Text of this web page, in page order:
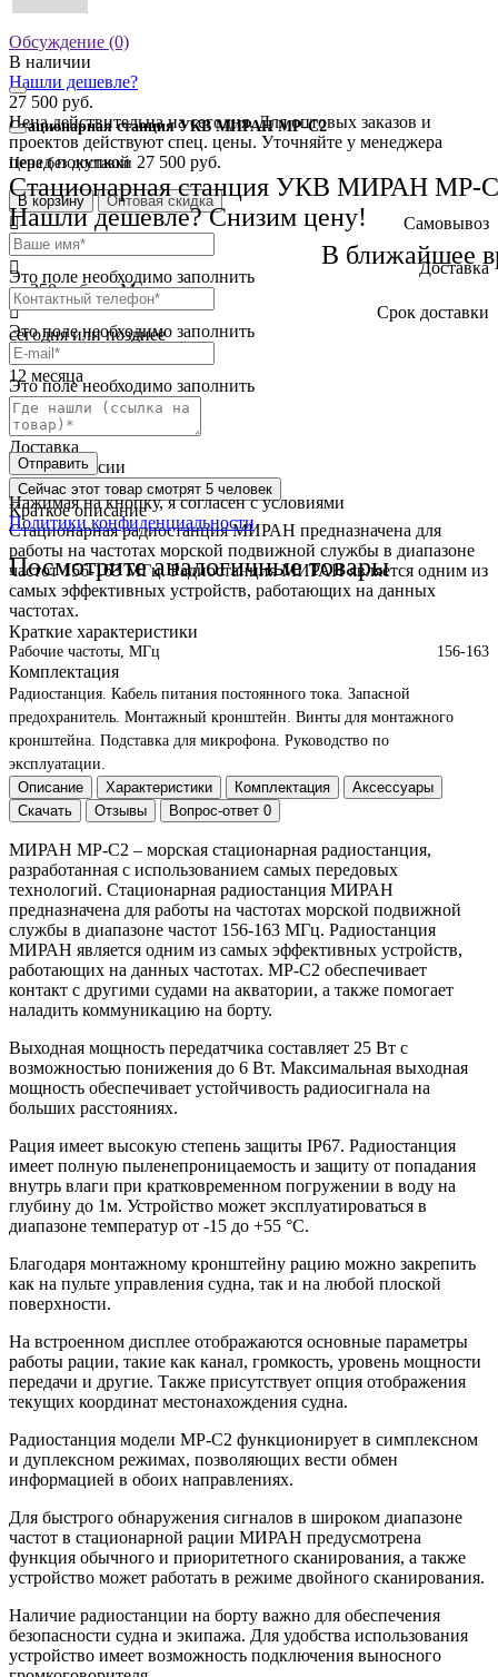
Обсуждение (0)
Стационарная станция УКВ МИРАН МР-С2
Цена без доставки 27 500 руб.
Стационарная станция УКВ МИРАН МР-
Нашли дешевле? Снизим цену!
Это поле необходимо заполнить
Это поле необходимо заполнить
Это поле необходимо заполнить
Отправить
Нажимая на кнопку, я согласен с условиями
Политики конфиденциальности
Посмотрите аналогичные товары
В наличии
Нашли дешевле?
В ближайшее
27 500 руб.
Цена действительна на сегодня. Для оптовых заказов и
проектов действуют спец. цены. Уточняйте у менеджера
перед покупкой
В корзину Оптовая скидка
Самовывоз
бесплатно
Доставка
от 250 руб. по Москве
Cрок доставки
сегодня или позднее
Гарантия
12 месяца
Обмен и возврат
2 недели
Доставка
по всей России
Сейчас этот товар смотрят 5 человек
Краткое описание
Стационарная радиостанция МИРАН предназначена для
работы на частотах морской подвижной службы в диапазоне
частот 156-163 МГц. Радиостанция МИРАН является одним из
самых эффективных устройств, работающих на данных
частотах.
Краткие характеристики
Рабочие частоты, МГц 156-163
Комплектация
Радиостанция. Кабель питания постоянного тока. Запасной
предохранитель. Монтажный кронштейн. Винты для монтажного
кронштейна. Подставка для микрофона. Руководство по
эксплуатации.
Описание
Характеристики Комплектация
Аксессуары
Скачать
Отзывы Вопрос-ответ 0
МИРАН МР-С2 – морская стационарная радиостанция,
разработанная с использованием самых передовых
технологий. Стационарная радиостанция МИРАН
предназначена для работы на частотах морской подвижной
службы в диапазоне частот 156-163 МГц. Радиостанция
МИРАН является одним из самых эффективных устройств,
работающих на данных частотах. МР-С2 обеспечивает
контакт с другими судами на акватории, а также помогает
наладить коммуникацию на борту.
Выходная мощность передатчика составляет 25 Вт с
возможностью понижения до 6 Вт. Максимальная выходная
мощность обеспечивает устойчивость радиосигнала на
больших расстояниях.
Рация имеет высокую степень защиты IP67. Радиостанция
имеет полную пыленепроницаемость и защиту от попадания
внутрь влаги при кратковременном погружении в воду на
глубину до 1м. Устройство может эксплуатироваться в
диапазоне температур от -15 до +55 °C.
Благодаря монтажному кронштейну рацию можно закрепить
как на пульте управления судна, так и на любой плоской
поверхности.
На встроенном дисплее отображаются основные параметры
работы рации, такие как канал, громкость, уровень мощности
передачи и другие. Также присутствует опция отображения
текущих координат местонахождения судна.
Радиостанция модели МР-С2 функционирует в симплексном
и дуплексном режимах, позволяющих вести обмен
информацией в обоих направлениях.
Для быстрого обнаружения сигналов в широком диапазоне
частот в стационарной рации МИРАН предусмотрена
функция обычного и приоритетного сканирования, а также
устройство может работать в режиме двойного сканирования.
Наличие радиостанции на борту важно для обеспечения
безопасности судна и экипажа. Для удобства использования
устройство имеет возможность подключения выносного